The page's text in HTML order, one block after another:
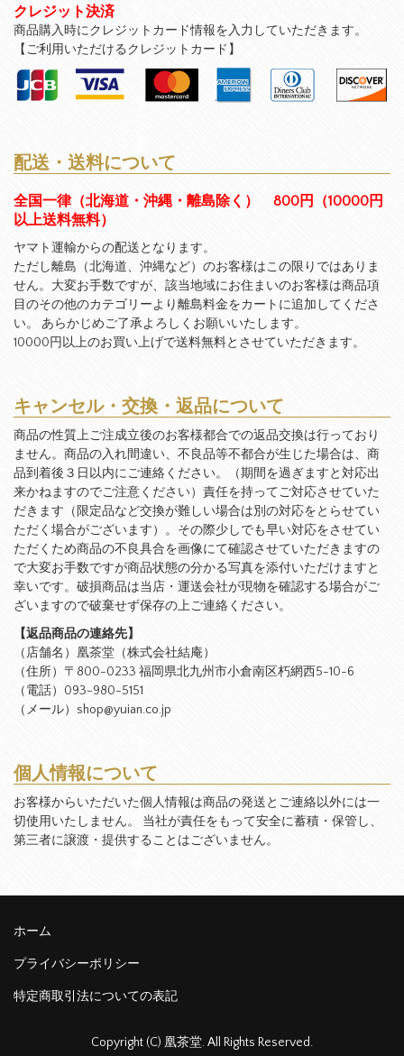
クレジット決済
商品購入時にクレジットカード情報を入力していただきます。
【ご利用いただけるクレジットカード】
配送・送料について
全国一律（北海道・沖縄・離島除く） 800円（10000円
以上送料無料）
ヤマト運輸からの配送となります。
ただし離島（北海道、沖縄など）のお客様はこの限りではありま
せん。大変お手数ですが、該当地域にお住まいのお客様は商品項
目のその他のカテゴリーより離島料金をカートに追加してくださ
い。 あらかじめご了承よろしくお願いいたします。
10000円以上のお買い上げで送料無料とさせていただきます。
キャンセル・交換・返品について
商品の性質上ご注成立後のお客様都合での返品交換は行っており
ません。商品の入れ間違い、不良品等不都合が生じた場合は、商
品到着後３日以内にご連絡ください。（期間を過ぎますと対応出
来かねますのでご注意ください）責任を持ってご対応させていた
だきます（限定品など交換が難しい場合は別の対応をとらせてい
ただく場合がございます）。その際少しでも早い対応をさせてい
ただくため商品の不良具合を画像にて確認させていただきますの
で大変お手数ですが商品状態の分かる写真を添付いただけますと
幸いです。破損商品は当店・運送会社が現物を確認する場合がご
ざいますので破棄せず保存の上ご連絡ください。
【返品商品の連絡先】
（店舗名）凰茶堂（株式会社結庵）
（住所）〒800-0233 福岡県北九州市小倉南区朽網西5-10-6
（電話）093-980-5151
（メール）shop@yuian.co.jp
個人情報について
お客様からいただいた個人情報は商品の発送とご連絡以外には一
切使用いたしません。 当社が責任をもって安全に蓄積・保管し、
第三者に譲渡・提供することはございません。
ホーム
プライバシーポリシー
特定商取引法についての表記
Copyright (C) 凰茶堂. All Rights Reserved.